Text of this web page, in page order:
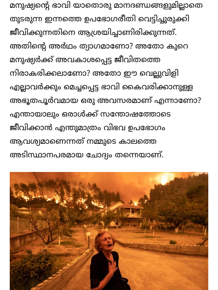
മനുഷ്യന്റെ ഭാവി യാതൊരു മാനദണ്ഡങ്ങളുമില്ലാതെ
തുടരുന്ന ഇന്നത്തെ ഉപഭോഗരീതി വെട്ടിച്ചുരുക്കി
ജീവിക്കുന്നതിനെ ആശ്രയിച്ചാണിരിക്കുന്നത്.
അതിന്റെ അർഥം ത്യാഗമാണോ? അതോ കുറെ
മനുഷ്യർക്ക് അവകാശപ്പെട്ട ജീവിതത്തെ
നിരാകരിക്കലാണോ? അതോ ഈ വെല്ലുവിളി
എല്ലാവർക്കും മെച്ചപ്പെട്ട ഭാവി കൈവരിക്കാനുള്ള
അഭൂതപൂർവമായ ഒരു അവസരമാണ് എന്നാണോ?
എന്തായാലും ഒരാൾക്ക് സന്തോഷത്തോടെ
ജീവിക്കാൻ എന്തുമാത്രം വിഭവ ഉപഭോഗം
ആവശ്യമാണെന്നത് നമ്മുടെ കാലത്തെ
അടിസ്ഥാനപരമായ ചോദ്യം തന്നെയാണ്.